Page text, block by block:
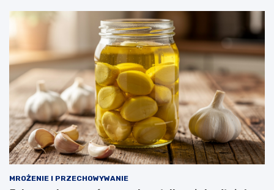
MROŻENIE I PRZECHOWYWANIE